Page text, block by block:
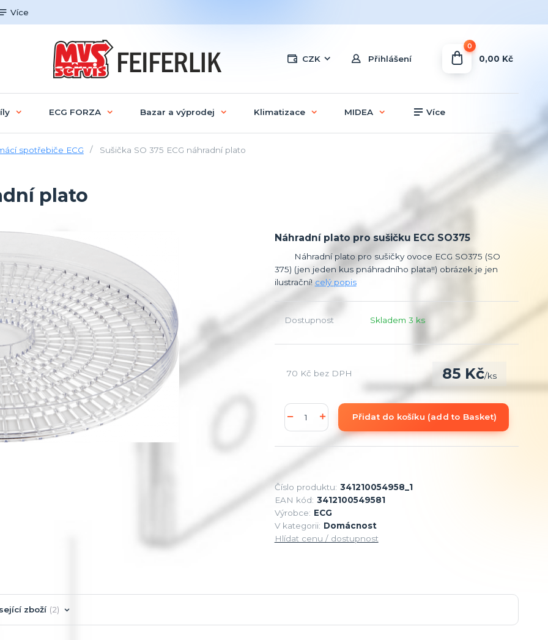
Více
CZK Přihlášení
0
0,00 Kč
ECG FORZA Bazar a výprodej Klimatizace MIDEA Více
spotřebiče ECG Sušička SO 375 ECG náhradní plato
plato
Náhradní plato pro sušičku ECG SO375
Náhradní plato pro sušičky ovoce ECG SO375 (SO
375) (jen jeden kus pnáhradního plata!!) obrázek je jen
ilustrační! celý popis
Dostupnost Skladem 3 ks
85 Kč/ks
70 Kč bez DPH
Přidat do košíku (add to Basket)
Číslo produktu: 341210054958_1
EAN kód: 3412100549581
Výrobce: ECG
V kategorii: Domácnost
Hlídat cenu / dostupnost
zboží 2